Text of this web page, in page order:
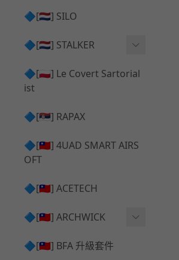
✅ 通用 ⧸ 精品
MDR-X 🔄 原廠 ⧸ 零件
TAC-41 🔄 原廠 ⧸ 零件
Lambda 03 AEG 精密內管
Lambda 05 AEG 精密內管
01 精密內管
05 精密內管
08 精密內管
🔷[🇳🇱] SILO
🔷[🇳🇱] STALKER
Action Army AAP01 升級
套件
HOP膠皮 ⧸ 下壓塊
件
[夢神⧸Morpheus] 不鏽鋼
內管
🔷[🇵🇱] Le Covert Sartorial
ist
🔷[🇷🇸] RAPAX
🔷[🇹🇼] 4UAD SMART AIRS
OFT
🔷[🇹🇼] ACETECH
🔷[🇹🇼] ARCHWICK
衝鋒套件 Convertion Kit
🔷[🇹🇼] BFA 升級套件